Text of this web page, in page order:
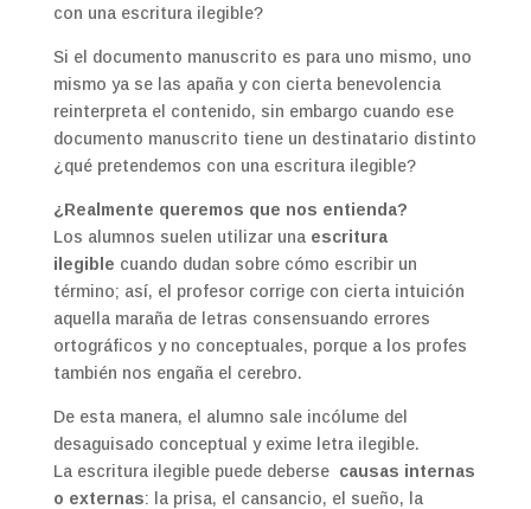
con una escritura ilegible?
Si el documento manuscrito es para uno mismo, uno
mismo ya se las apaña y con cierta benevolencia
reinterpreta el contenido, sin embargo cuando ese
documento manuscrito tiene un destinatario distinto
¿qué pretendemos con una escritura ilegible?
¿Realmente queremos que nos entienda?
Los alumnos suelen utilizar una escritura
ilegible cuando dudan sobre cómo escribir un
término; así, el profesor corrige con cierta intuición
aquella maraña de letras consensuando errores
ortográficos y no conceptuales, porque a los profes
también nos engaña el cerebro.
De esta manera, el alumno sale incólume del
desaguisado conceptual y exime letra ilegible.
La escritura ilegible puede deberse causas internas
o externas: la prisa, el cansancio, el sueño, la